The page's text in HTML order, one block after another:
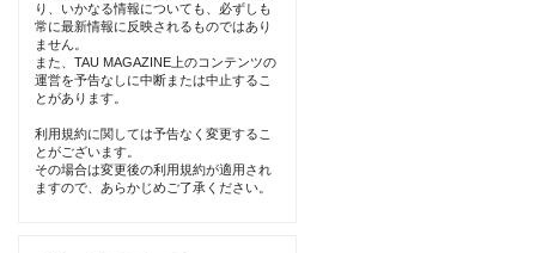
り、いかなる情報についても、必ずしも
常に最新情報に反映されるものではあり
ません。
また、TAU MAGAZINE上のコンテンツの
運営を予告なしに中断または中止するこ
とがあります。
利用規約に関しては予告なく変更するこ
とがございます。
その場合は変更後の利用規約が適用され
ますので、あらかじめご了承ください。